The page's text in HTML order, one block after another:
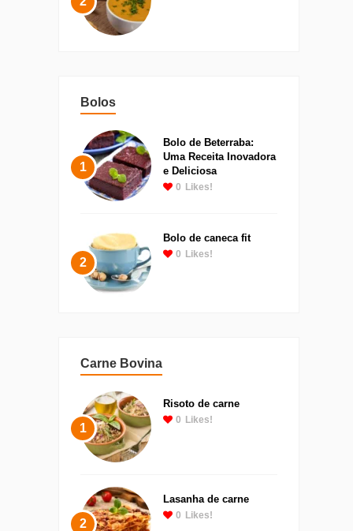
Bolos
1
Bolo de Beterraba:
Uma Receita Inovadora
e Deliciosa
0 Likes!
2
Bolo de caneca fit
0 Likes!
Carne Bovina
1
Risoto de carne
0 Likes!
2
Lasanha de carne
0 Likes!